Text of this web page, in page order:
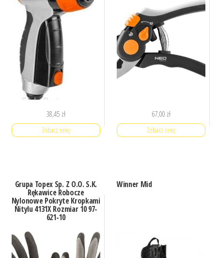
38,45 zł
Zobacz cenę
67,00 zł
Zobacz cenę
Grupa Topex Sp. Z O.O. S.K.
Rękawice Robocze
Nylonowe Pokryte Kropkami
Nitylu 4131X Rozmiar 10 97-
621-10
Winner Mid